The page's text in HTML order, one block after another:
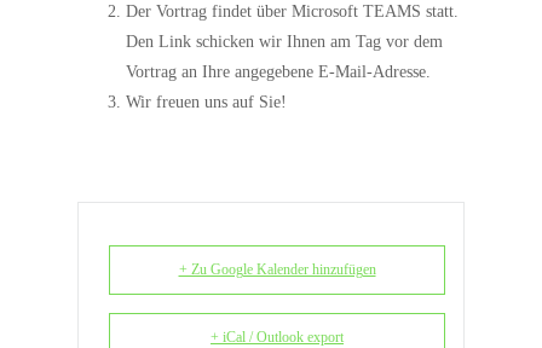
Der Vortrag findet über Microsoft TEAMS statt.
Den Link schicken wir Ihnen am Tag vor dem
Vortrag an Ihre angegebene E-Mail-Adresse.
Wir freuen uns auf Sie!
+ Zu Google Kalender hinzufügen
+ iCal / Outlook export